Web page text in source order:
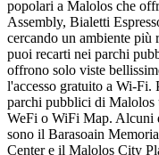
popolari a Malolos che
Assembly, Bialetti
cercando un ambiente più
puoi recarti nei parchi
offrono solo viste
l'accesso gratuito a Wi-Fi.
parchi pubblici di Malolos
WeFi o WiFi Map. Alcuni
sono il Barasoain
Center e il Malolos City